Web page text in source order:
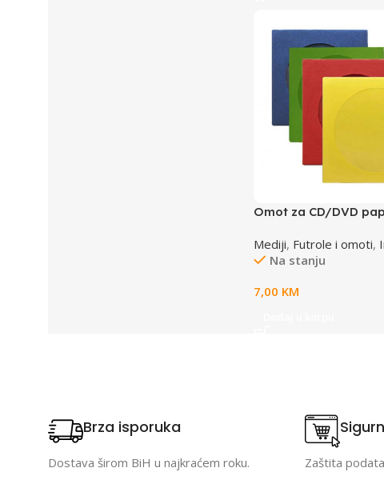
Omot za CD/DVD
Mediji, Futrole i omoti,
Na stanju
7,00 KM
Brza isporuka
Dostava širom BiH u najkraćem roku. Zaštita